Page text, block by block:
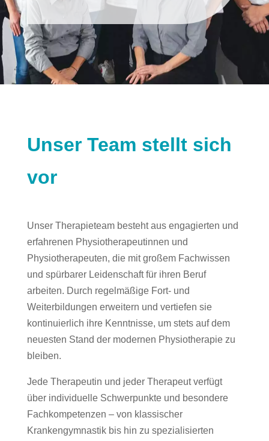
Unser Team stellt sich
vor
Unser Therapieteam besteht aus engagierten und
erfahrenen Physiotherapeutinnen und
Physiotherapeuten, die mit großem Fachwissen
und spürbarer Leidenschaft für ihren Beruf
arbeiten. Durch regelmäßige Fort- und
Weiterbildungen erweitern und vertiefen sie
kontinuierlich ihre Kenntnisse, um stets auf dem
neuesten Stand der modernen Physiotherapie zu
bleiben.
Jede Therapeutin und jeder Therapeut verfügt
über individuelle Schwerpunkte und besondere
Fachkompetenzen – von klassischer
Krankengymnastik bis hin zu spezialisierten